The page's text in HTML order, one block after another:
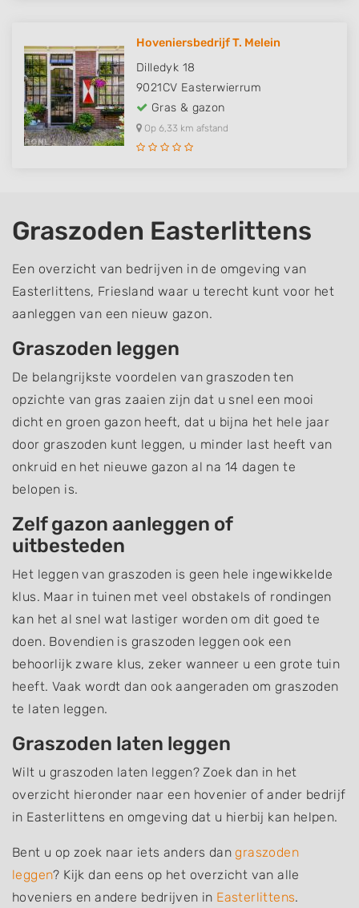
Hoveniersbedrijf T. Melein
Dilledyk 18
9021CV Easterwierrum
Gras & gazon
Op 6,33 km afstand
Graszoden Easterlittens
Een overzicht van bedrijven in de omgeving van
Easterlittens, Friesland waar u terecht kunt voor het
aanleggen van een nieuw gazon.
Graszoden leggen
De belangrijkste voordelen van graszoden ten
opzichte van gras zaaien zijn dat u snel een mooi
dicht en groen gazon heeft, dat u bijna het hele jaar
door graszoden kunt leggen, u minder last heeft van
onkruid en het nieuwe gazon al na 14 dagen te
belopen is.
Zelf gazon aanleggen of
uitbesteden
Het leggen van graszoden is geen hele ingewikkelde
klus. Maar in tuinen met veel obstakels of rondingen
kan het al snel wat lastiger worden om dit goed te
doen. Bovendien is graszoden leggen ook een
behoorlijk zware klus, zeker wanneer u een grote tuin
heeft. Vaak wordt dan ook aangeraden om graszoden
te laten leggen.
Graszoden laten leggen
Wilt u graszoden laten leggen? Zoek dan in het
overzicht hieronder naar een hovenier of ander bedrijf
in Easterlittens en omgeving dat u hierbij kan helpen.
Bent u op zoek naar iets anders dangraszoden
leggen? Kijk dan eens op het overzicht van alle
hoveniers en andere bedrijven in Easterlittens.